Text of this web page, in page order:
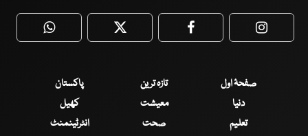
WhatsApp Twitter Facebook
صفحۂ اول تازہ ترین
پاکستان
دنیا
معیشت
کھیل
تعلیم
صحت
انٹرٹینمنٹ